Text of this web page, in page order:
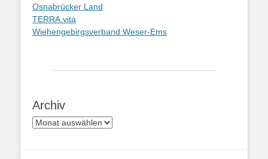
Osnabrücker Land
TERRA.vita
Wiehengebirgsverband Weser-Ems
Archiv
Archiv